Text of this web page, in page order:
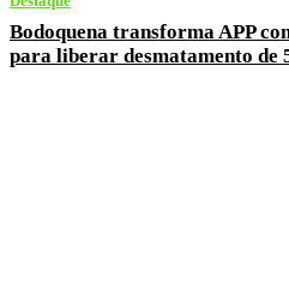
Bodoquena transforma APP
para liberar desmatamento de